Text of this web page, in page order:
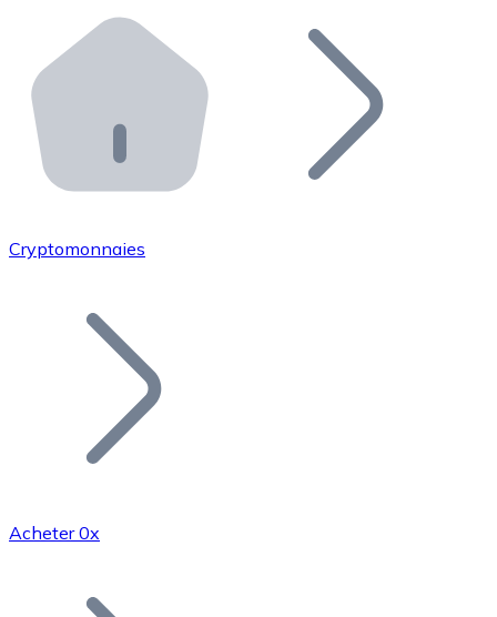
Distributeurs automatiques Bitnovo
Intégrez un ATM Bitnovo dans votre entreprise et
API Bitnovo
Intégrez notre API dans votre écosystème.
Rejoignez notre réseau de distributeurs et
Ajoutez le token de votre projet à notre service
Bitcoin
Cryptomonnaies
Acheter 0x